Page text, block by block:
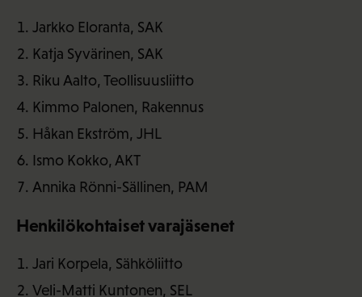
Jarkko Eloranta, SAK
Katja Syvärinen, SAK
Riku Aalto, Teollisuusliitto
Kimmo Palonen, Rakennus
Håkan Ekström, JHL
Ismo Kokko, AKT
Annika Rönni-Sällinen, PAM
Henkilökohtaiset varajäsenet
Jari Korpela, Sähköliitto
Veli-Matti Kuntonen, SEL